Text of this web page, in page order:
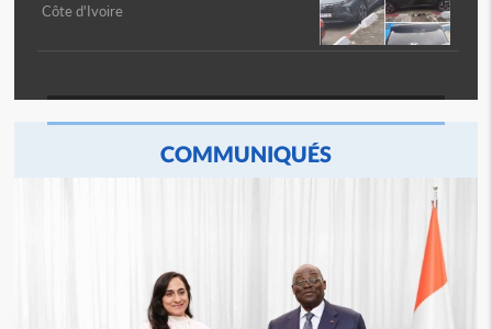
Côte d'Ivoire
COMMUNIQUÉS